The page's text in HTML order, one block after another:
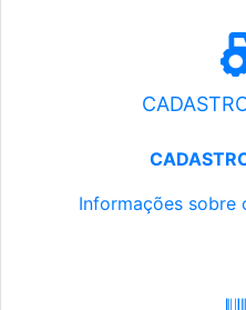
Informações sobre